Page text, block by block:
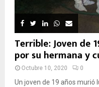
Terrible: Joven de
por su hermana y
Octubre 10, 2020 0
Un joven de 19 años murió